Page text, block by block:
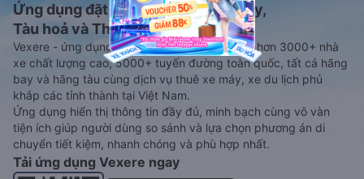
Ứng dụng đặt vé Xe khách, Máy bay,
Tàu hoả và Thuê xe
Vexere - ứng dụng đặt vé đa phương tiện với hơn 3000+ nhà
xe chất lượng cao, 5000+ tuyến đường toàn quốc, tất cả hãng
bay và hãng tàu cùng dịch vụ thuê xe máy, xe du lịch phủ
khắp các tỉnh thành tại Việt Nam.
Ứng dụng hiển thị thông tin đầy đủ, minh bạch cùng vô vàn
tiện ích giúp người dùng so sánh và lựa chọn phương án di
chuyển tiết kiệm, nhanh chóng và phù hợp nhất.
Tải ứng dụng Vexere ngay